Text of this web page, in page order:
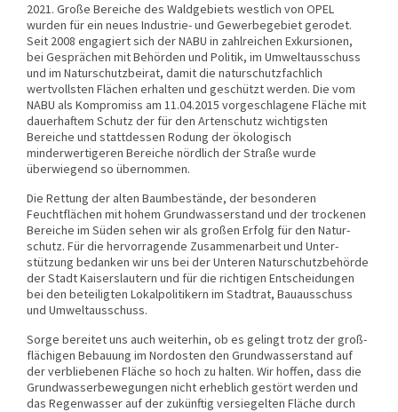
2021. Große Bereiche des Waldgebiets westlich von OPEL
wurden für ein neues Industrie- und Gewerbegebiet gerodet.
Seit 2008 engagiert sich der NABU in zahlreichen Exkursionen,
bei Gesprächen mit Behörden und Politik, im Umwelt­ausschuss
und im Naturschutzbeirat, damit die naturschutzfachlich
wertvollsten Flächen erhalten und geschützt werden. Die vom
NABU als Kompromiss am 11.04.2015 vorgeschlagene Fläche mit
dauerhaftem Schutz der für den Artenschutz wichtigsten
Bereiche und stattdessen Rodung der ökologisch
minderwertigeren Bereiche nördlich der Straße wurde
überwiegend so übernommen.
Die Rettung der alten Baum­bestände, der besonderen
Feuchtflächen mit hohem Grund­wasser­stand und der trockenen
Bereiche im Süden sehen wir als großen Erfolg für den Natur­
schutz. Für die hervor­ragende Zusammen­arbeit und Unter­
stützung bedan­ken wir uns bei der Unteren Natur­schutz­be­hörde
der Stadt Kaisers­lautern und für die richtigen Ent­schei­dungen
bei den betei­ligten Lokal­politikern im Stadtrat, Bau­ausschuss
und Umwelt­ausschuss.
Sorge bereitet uns auch weiterhin, ob es gelingt trotz der groß­
flächigen Bebau­ung im Nord­osten den Grund­wasser­stand auf
der ver­blie­benen Fläche so hoch zu halten. Wir hoffen, dass die
Grund­wasser­be­we­gun­gen nicht erheb­lich gestört werden und
das Regen­wasser auf der zukünftig ver­siegelten Fläche durch